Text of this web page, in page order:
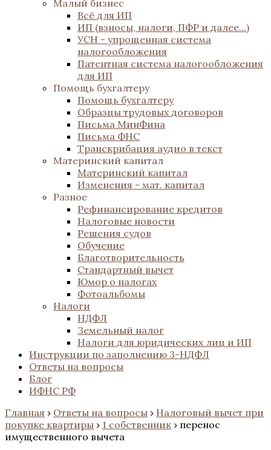
Малый бизнес
Всё для ИП
ИП (взносы, налоги, ПФР и далее...)
УСН - упрощенная система
налогообложения
Патентная система налогообложения
для ИП
Помощь бухгалтеру
Помощь бухгалтеру
Образцы трудовых договоров
Письма МинФина
Письма ФНС
Транскрибация аудио в текст
Материнский капитал
Материнский капитал
Изменения - мат. капитал
Разное
Рефинансирование кредитов
Налоговые новости
Решения судов
Обучение
Благотворительность
Стандартный вычет
Юмор о налогах
Фотоальбомы
Налоги
НДФЛ
Земельный налог
Налоги для юридических лиц и ИП
Инструкции по заполнению 3-НДФЛ
Ответы на вопросы
Блог
ИФНС РФ
Главная › Ответы на вопросы › Налоговый вычет при
покупке квартиры › 1 собственник › перенос
имущественного вычета